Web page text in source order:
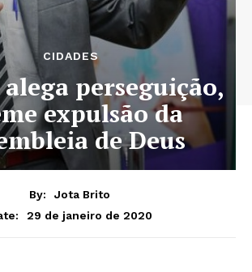
CIDADES
perseguição,
expulsão da
de Deus
By:
Jota Brito
29 de janeiro de 2020